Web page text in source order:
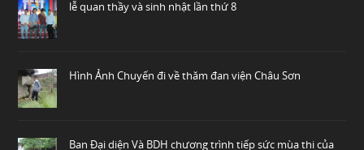
lễ quan thầy và sinh nhật lần thứ 8
Hình Ảnh Chuyến đi về thăm đan viện Châu Sơn
Ban Đại diện Và BDH chương trình tiếp sức mùa thi của